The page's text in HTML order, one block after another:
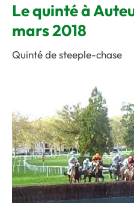
Le quinté à
mars 2018
Quinté de steeple-chase